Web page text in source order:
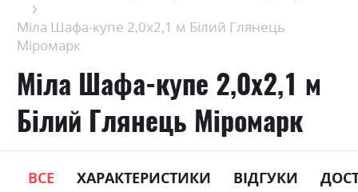
Міла Шафа-купе 2,0х2,1 м Білий Глянець
Міромарк
Міла Шафа-купе 2,0х2,1 м
Білий Глянець Міромарк
ВСЕ ХАРАКТЕРИСТИКИ ВІДГУКИ